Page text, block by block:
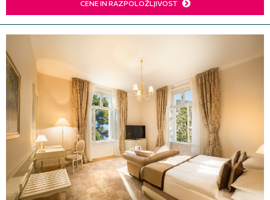
CENE IN RAZPOLOŽLJIVOST